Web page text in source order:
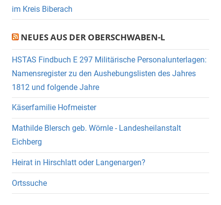
im Kreis Biberach
NEUES AUS DER OBERSCHWABEN-L
HSTAS Findbuch E 297 Militärische Personalunterlagen:
Namensregister zu den Aushebungslisten des Jahres
1812 und folgende Jahre
Käserfamilie Hofmeister
Mathilde Blersch geb. Wörnle - Landesheilanstalt
Eichberg
Heirat in Hirschlatt oder Langenargen?
Ortssuche